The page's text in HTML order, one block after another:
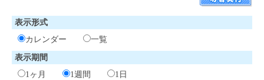
表示形式
カレンダー
一覧
表示期間
1ヶ月
1週間 1日